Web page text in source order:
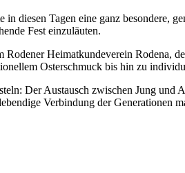
in diesen Tagen eine ganz besondere,
Fest einzuläuten.
Heimatkundeverein Rodena,
Osterschmuck bis hin zu
Der Austausch zwischen Jung
Verbindung der